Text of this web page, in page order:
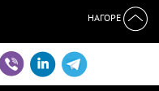
НАГОРЕ